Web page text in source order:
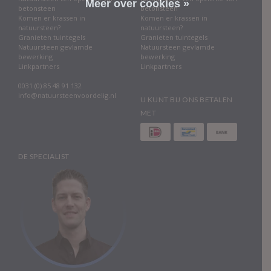
betonsteen
Komen er krassen in
natuursteen?
Granieten tuintegels
Natuursteen gevlamde
bewerking
Linkpartners
0031 (0) 85 48 91 132
info@natuursteenvoordelig.nl
betonsteen
Komen er krassen in
natuursteen?
Granieten tuintegels
Natuursteen gevlamde
bewerking
Linkpartners
U KUNT BIJ ONS BETALEN
MET
DE SPECIALIST
Meer over cookies »